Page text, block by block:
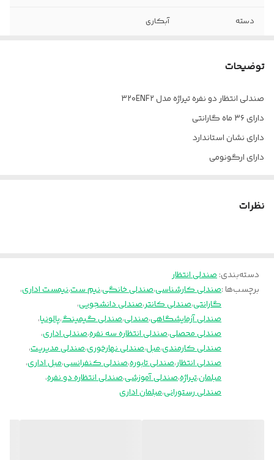
دسته آبکاری
جنس روکش
توضیحات
صندلی انتظار دو نفره تیراژه مدل ۳۲۰ENF۲
دارای ۳۶ ماه گارانتی
دارای نشان استاندارد
دارای ارگونومی
نظرات
دسته‌بندی:صندلی انتظار
برچسب‌ها :صندلی کارشناسی،صندلی خانگی،نیم ست،نیمست اداری،
گارانتی،صندلی کانتر،صندلی دانشجویی،
صندلی آزمایشگاهی،صندلی،صندلی گیمینگ،پالونیا،
صندلی محصلی،صندلی انتظاره سه نفره،صندلی اداری،
صندلی کارمندی،مبل،صندلی نهارخوری،صندلی مدیریت،
صندلی انتظار،صندلی تابوره،صندلی کنفرانسی،مبل اداری،
مبلمان،تیراژه،صندلی آموزشی،صندلی انتظاره دو نفره،
صندلی رستورانی،مبلمان اداری